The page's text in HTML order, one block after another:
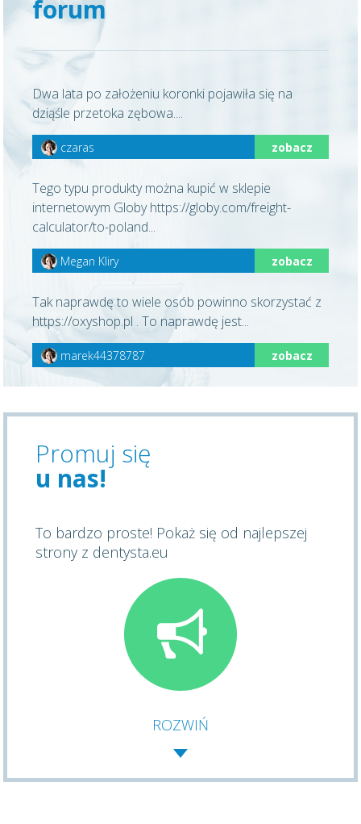
forum
Dwa lata po założeniu koronki pojawiła się na
dziąśle przetoka zębowa....
czaras zobacz
Tego typu produkty można kupić w sklepie
internetowym Globy https://globy.com/freight-
calculator/to-poland...
Megan Kliry zobacz
Tak naprawdę to wiele osób powinno skorzystać z
https://oxyshop.pl . To naprawdę jest...
marek44378787 zobacz
Promuj się
u nas!
To bardzo proste! Pokaż się od najlepszej
strony z dentysta.eu
ROZWIŃ